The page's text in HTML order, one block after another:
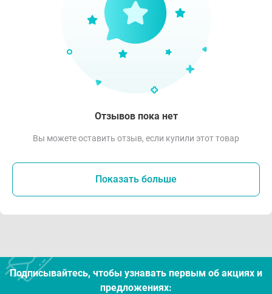
Отзывов пока нет
Вы можете оставить отзыв, если купили этот товар
Показать больше
Подписывайтесь, чтобы узнавать первым об акцияx и
предложениях: